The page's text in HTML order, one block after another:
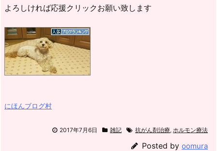
よろしければ応援クリックお願い致します
にほんブログ村
2017年7月6日 雑記 抗がん剤治療, ホルモン療法
Posted by oomura